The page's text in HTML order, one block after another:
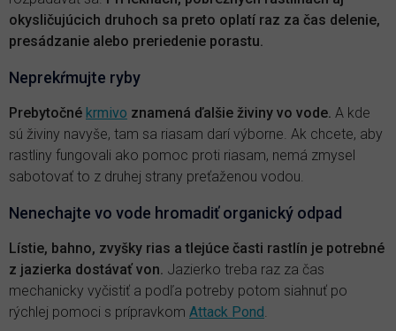
okysličujúcich druhoch sa preto oplatí raz za čas delenie,
presádzanie alebo preriedenie porastu.
Neprekŕmujte ryby
Prebytočné krmivo znamená ďalšie živiny vo vode. A kde
sú živiny navyše, tam sa riasam darí výborne. Ak chcete, aby
rastliny fungovali ako pomoc proti riasam, nemá zmysel
sabotovať to z druhej strany preťaženou vodou.
Nenechajte vo vode hromadiť organický odpad
Lístie, bahno, zvyšky rias a tlejúce časti rastlín je potrebné
z jazierka dostávať von. Jazierko treba raz za čas
mechanicky vyčistiť a podľa potreby potom siahnuť po
rýchlej pomoci s prípravkom Attack Pond.